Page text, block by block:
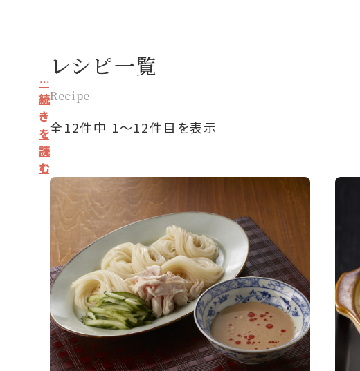
レシピ一覧
Recipe
全12件中 1〜12件目を表示
…
続
き
を
読
む